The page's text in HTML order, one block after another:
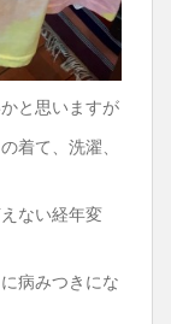
と思いますが
着て、洗濯、
ない経年変
病みつきにな